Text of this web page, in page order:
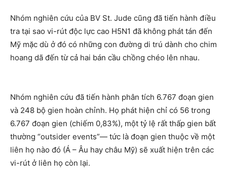
Nhóm nghiên cứu của BV St. Jude cũng đã tiến hành điều
tra tại sao vi-rút độc lực cao H5N1 đã không phát tán đến
Mỹ mặc dù ở đó có những con đường di trú dành cho chim
hoang dã đến từ cả hai bán cầu chồng chéo lên nhau.
Nhóm nghiên cứu đã tiến hành phân tích 6.767 đoạn gien
và 248 bộ gien hoàn chỉnh. Họ phát hiện chỉ có 56 trong
6.767 đoạn gien (chiếm 0,83%), một tỷ lệ rất thấp gien bất
thường “outsider events”— tức là đoạn gien thuộc về một
liên họ nào đó (Á – Âu hay châu Mỹ) sẽ xuất hiện trên các
vi-rút ở liên họ còn lại.